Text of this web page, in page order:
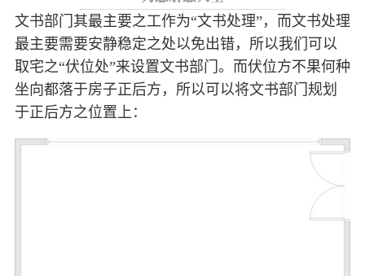
文书部门其最主要之工作为“文书处理”，而文书处理
最主要需要安静稳定之处以免出错，所以我们可以
取宅之“伏位处”来设置文书部门。而伏位方不果何种
坐向都落于房子正后方，所以可以将文书部门规划
于正后方之位置上：